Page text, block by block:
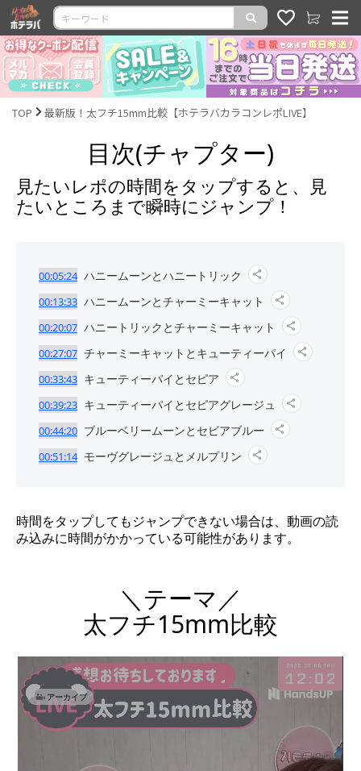
TOP 最新版！太フチ15mm比較【ホテラバカラコンレポLIVE】
目次(チャプター)
見たいレポの時間をタップすると、見
たいところまで瞬時にジャンプ！
00:05:24 ハニームーンとハニートリック
00:13:33 ハニームーンとチャーミーキャット
00:20:07 ハニートリックとチャーミーキャット
00:27:07 チャーミーキャットとキューティーパイ
00:33:43 キューティーパイとセピア
00:39:23 キューティーパイとセピアグレージュ
00:44:20 ブルーベリームーンとセピアブルー
00:51:14 モーヴグレージュとメルプリン
時間をタップしてもジャンプできない場合は、動画の読
み込みに時間がかかっている可能性があります。
＼テーマ／
太フチ15mm比較